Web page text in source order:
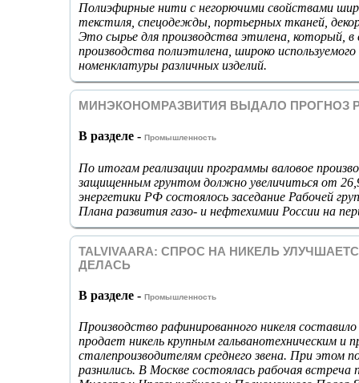
Полиэфирные нити с негорючими свойствами
текстиля, спецодежды, портьерных тканей,
Это сырье для производства этилена, который, в
производства полиэтилена, широко
номенклатуры различных изделий.
МИНЭКОНОМРАЗВИТИЯ ВЫДАЛО ПРОГНОЗ
В разделе - Промышленность
По итогам реализации программы валовое
защищенным грунтом должно увеличиться от
энергетики РФ состоялось заседание Рабочей
Плана развития газо- и нефтехимии России на
TALVIVAARA: СПРОС НА НИКЕЛЬ
ДЕЛАСЬ
В разделе - Промышленность
Производство рафинированного никеля
продает никель крупным гальванотехническим
сталепроизводителям среднего звена. При этом
разнились. В Москве состоялась рабочая